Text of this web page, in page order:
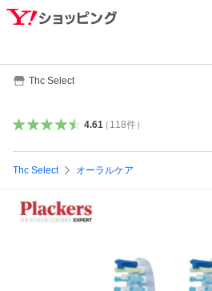
Thc Select
4.61（ 118件）
Thc Select オーラルケア